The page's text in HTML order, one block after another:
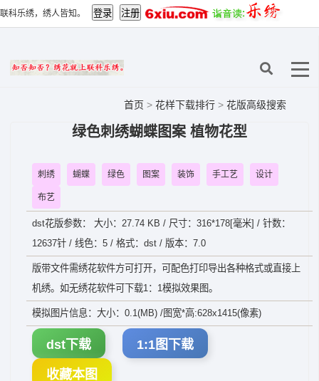
联科乐绣，绣人皆知。
首页 > 花样下载排行 > 花版高级搜索
绿色刺绣蝴蝶图案 植物花型
刺绣 蝴蝶 绿色 图案 装饰 手工艺 设计
布艺
dst花版参数： 大小：27.74 KB / 尺寸：316*178[毫米] / 针数：
12637针 / 线色：5 / 格式：dst / 版本：7.0
版带文件需绣花软件方可打开，可配色打印导出各种格式或直接上
机绣。如无绣花软件可下载1：1模拟效果图。
模拟图片信息：大小：0.1(MB) /图宽*高:628x1415(像素)
dst下载 1:1图下载
收藏本图